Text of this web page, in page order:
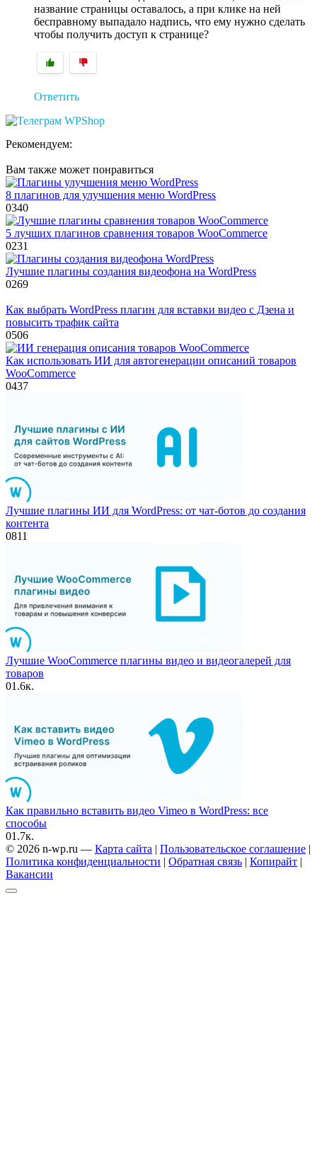
название страницы оставалось, а при клике на ней
бесправному выпадало надпись, что ему нужно сделать
чтобы получить доступ к странице?
Ответить
Рекомендуем:
Вам также может понравиться
8 плагинов для улучшения меню WordPress
0340
5 лучших плагинов сравнения товаров WooCommerce
0231
Лучшие плагины создания видеофона на WordPress
0269
Как выбрать WordPress плагин для вставки видео с Дзена и
повысить трафик сайта
0506
Как использовать ИИ для автогенерации описаний товаров
WooCommerce
0437
Лучшие плагины ИИ для WordPress: от чат-ботов до создания
контента
0811
Лучшие WooCommerce плагины видео и видеогалерей для
товаров
01.6к.
Как правильно вставить видео Vimeo в WordPress: все
способы
01.7к.
© 2026 n-wp.ru — Карта сайта | Пользовательское соглашение |
Политика конфиденциальности | Обратная связь | Копирайт |
Вакансии